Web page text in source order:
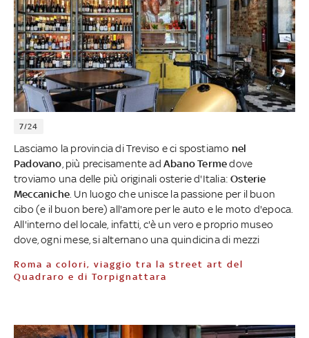
7/24
Lasciamo la provincia di Treviso e ci spostiamo nel
Padovano , più precisamente adAbano Termedove
troviamo una delle più originali osterie d'Italia:Osterie
Meccaniche . Un luogo che unisce la passione per il buon
cibo (e il buon bere) all'amore per le auto e le moto d'epoca.
All'interno del locale, infatti, c'è un vero e proprio museo
dove, ogni mese, si alternano una quindicina di mezzi
Roma a colori, viaggio tra la street art del
Quadraro e di Torpignattara